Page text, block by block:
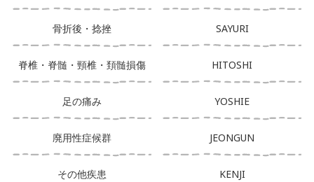
骨折後・捻挫
脊椎・脊髄・頸椎・頚髄損傷
足の痛み
廃用性症候群
その他疾患
SAYURI
HITOSHI
YOSHIE
JEONGUN
KENJI